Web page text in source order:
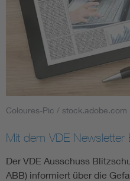
Coloures-Pic / stock.adobe.com
Mit dem VDE Newsletter
Der VDE Ausschuss
ABB) informiert über die